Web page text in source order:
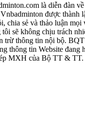
là diễn đàn
được thành
chia sẻ và thảo luận mọi
sẽ không chịu trách
trừ thông tin nội bộ.
thông tin Website đang
MXH của Bộ TT & TT.